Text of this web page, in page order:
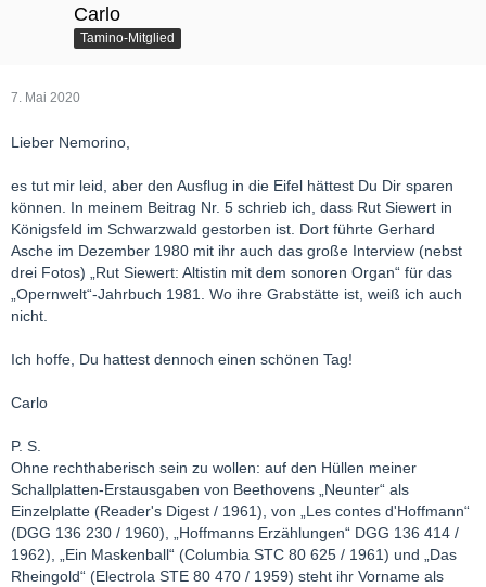
Carlo
Tamino-Mitglied
7. Mai 2020
Lieber Nemorino,
es tut mir leid, aber den Ausflug in die Eifel hättest Du Dir sparen
können. In meinem Beitrag Nr. 5 schrieb ich, dass Rut Siewert in
Königsfeld im Schwarzwald gestorben ist. Dort führte Gerhard
Asche im Dezember 1980 mit ihr auch das große Interview (nebst
drei Fotos) „Rut Siewert: Altistin mit dem sonoren Organ“ für das
„Opernwelt“-Jahrbuch 1981. Wo ihre Grabstätte ist, weiß ich auch
nicht.
Ich hoffe, Du hattest dennoch einen schönen Tag!
Carlo
P. S.
Ohne rechthaberisch sein zu wollen: auf den Hüllen meiner
Schallplatten-Erstausgaben von Beethovens „Neunter“ als
Einzelplatte (Reader's Digest / 1961), von „Les contes d'Hoffmann“
(DGG 136 230 / 1960), „Hoffmanns Erzählungen“ DGG 136 414 /
1962), „Ein Maskenball“ (Columbia STC 80 625 / 1961) und „Das
Rheingold“ (Electrola STE 80 470 / 1959) steht ihr Vorname als